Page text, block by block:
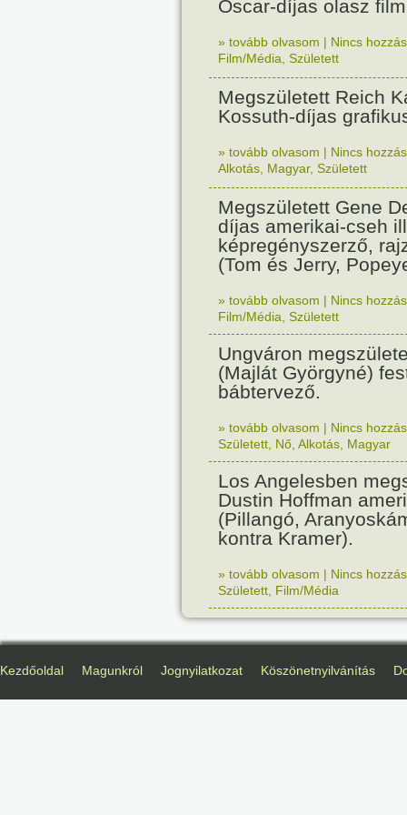
Oscar-díjas olasz
» tovább olvasom | Nincs
Film/Média Született
Megszületett Reich
Kossuth-díjas
» tovább olvasom | Nincs
Alkotás Magyar, Született
Megszületett Gene
díjas amerikai-cseh
képregényszerző,
(Tom és Jerry,
» tovább olvasom | Nincs
Film/Média Született
Ungváron
(Majlát Györgyné)
bábtervező.
» tovább olvasom | Nincs
Született Nő Alkotás Magyar
Los Angelesben
Dustin Hoffman
(Pillangó,
kontra Kramer).
» tovább olvasom | Nincs
Született Film/Média
Kezdőoldal Magunkról Jognyilatkozat Köszönetnyilvánítás